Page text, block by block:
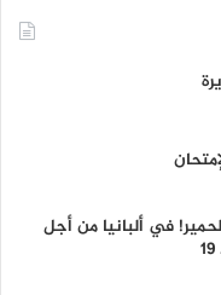
في ألبانيا من أجل